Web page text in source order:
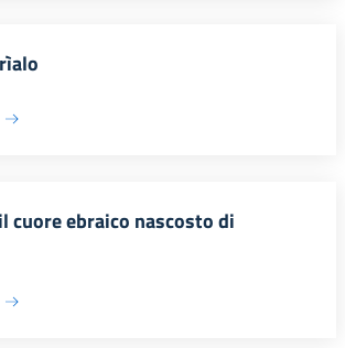
cuore ebraico nascosto di